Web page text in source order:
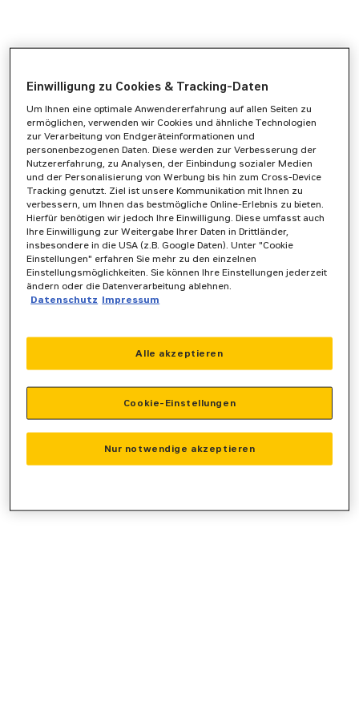
Application error: aclient-side exception has occurred while
www.zeppelin-powersystems.com
Einwilligung zu Cookies & Tracking-Daten
Um Ihnen eine optimale Anwendererfahrung auf allen Seiten zu
ermöglichen, verwenden wir Cookies und ähnliche Technologien
zur Verarbeitung von Endgeräteinformationen und
personenbezogenen Daten. Diese werden zur Verbesserung der
Nutzererfahrung, zu Analysen, der Einbindung sozialer Medien
und der Personalisierung von Werbung bis hin zum Cross-Device
Tracking genutzt. Ziel ist unsere Kommunikation mit Ihnen zu
verbessern, um Ihnen das bestmögliche Online-Erlebnis zu bieten.
Hierfür benötigen wir jedoch Ihre Einwilligung. Diese umfasst auch
Ihre Einwilligung zur Weitergabe Ihrer Daten in Drittländer,
insbesondere in die USA (z.B. Google Daten). Unter "Cookie
Einstellungen" erfahren Sie mehr zu den einzelnen
Einstellungsmöglichkeiten. Sie können Ihre Einstellungen jederzeit
ändern oder die Datenverarbeitung ablehnen.
Datenschutz Impressum
Nur notwendige akzeptieren
Alle akzeptieren
Cookie-Einstellungen